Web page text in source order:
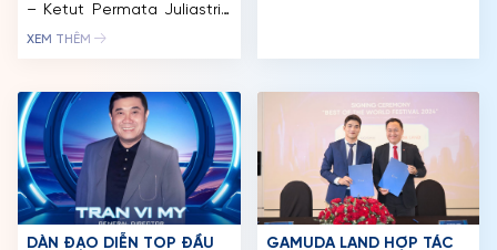
– Ketut Permata Juliastrid
(Tata) chính thức trở về Bali
phương. Tại quê nhà, Tata
có những phút giây thư
giãn và ấm áp bên gia
đình. Đồng hành cùng Tata
và các thành viên trong […]
XEM THÊM
DÀN ĐẠO DIỄN TOP ĐẦU
GAMUDA LAND HỢP TÁC